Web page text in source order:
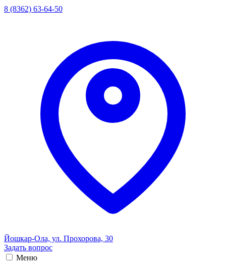
8 (8362) 63-64-50
Йошкар-Ола, ул. Прохорова, 30
Задать вопрос
Меню